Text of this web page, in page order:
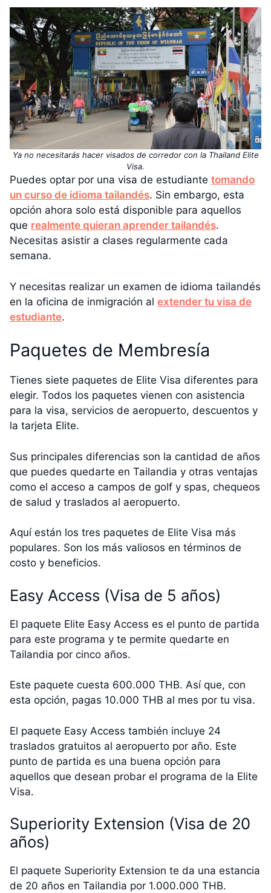
Ya no necesitarás hacer visados de corredor con la Thailand Elite
Visa.
Puedes optar por una visa de estudiante tomando
un curso de idioma tailandés. Sin embargo, esta
opción ahora solo está disponible para aquellos
que realmente quieran aprender tailandés.
Necesitas asistir a clases regularmente cada
semana.
Y necesitas realizar un examen de idioma tailandés
en la oficina de inmigración al extender tu visa de
estudiante.
Paquetes de Membresía
Tienes siete paquetes de Elite Visa diferentes para
elegir. Todos los paquetes vienen con asistencia
para la visa, servicios de aeropuerto, descuentos y
la tarjeta Elite.
Sus principales diferencias son la cantidad de años
que puedes quedarte en Tailandia y otras ventajas
como el acceso a campos de golf y spas, chequeos
de salud y traslados al aeropuerto.
Aquí están los tres paquetes de Elite Visa más
populares. Son los más valiosos en términos de
costo y beneficios.
Easy Access (Visa de 5 años)
El paquete Elite Easy Access es el punto de partida
para este programa y te permite quedarte en
Tailandia por cinco años.
Este paquete cuesta 600.000 THB. Así que, con
esta opción, pagas 10.000 THB al mes por tu visa.
El paquete Easy Access también incluye 24
traslados gratuitos al aeropuerto por año. Este
punto de partida es una buena opción para
aquellos que desean probar el programa de la Elite
Visa.
Superiority Extension (Visa de 20
años)
El paquete Superiority Extension te da una estancia
de 20 años en Tailandia por 1.000.000 THB.